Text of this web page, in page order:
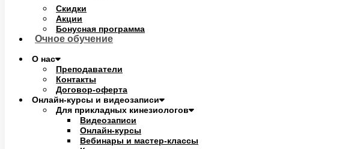
Скидки
Акции
Бонусная программа
Очное обучение
О нас
Преподаватели
Контакты
Договор-оферта
Онлайн-курсы и видеозаписи
Для прикладных кинезиологов
Видеозаписи
Онлайн-курсы
Вебинары и мастер-классы